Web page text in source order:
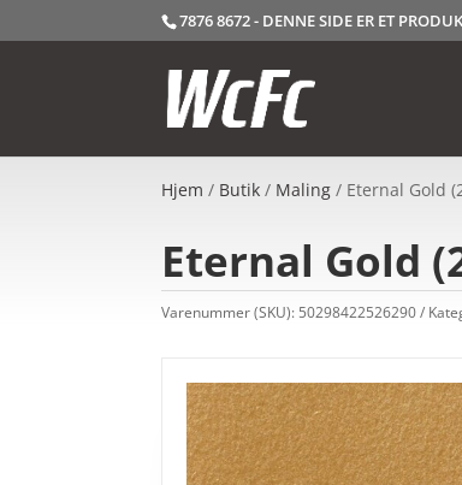
7876 8672 - DENNE SIDE ER ET
Hjem / Butik / Maling / Eternal Gold
Eternal Gold
Varenummer (SKU): 50298422526290